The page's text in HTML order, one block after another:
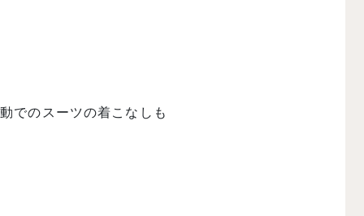
でのスーツの着こなしも